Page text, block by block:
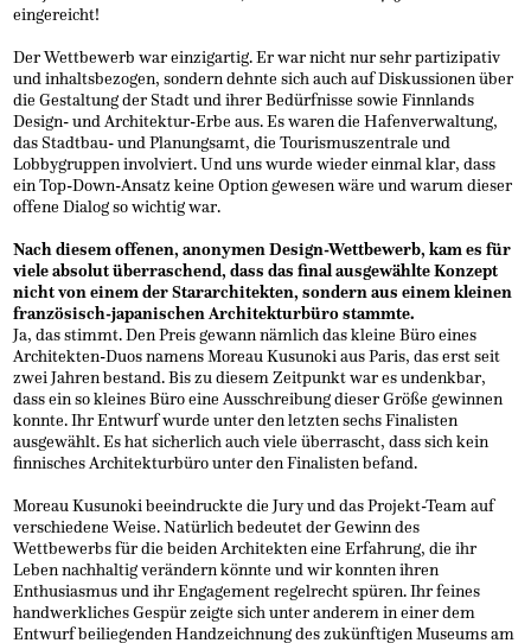
eingereicht!
Der Wettbewerb war einzigartig. Er war nicht nur sehr partizipativ
und inhaltsbezogen, sondern dehnte sich auch auf Diskussionen über
die Gestaltung der Stadt und ihrer Bedürfnisse sowie Finnlands
Design- und Architektur-Erbe aus. Es waren die Hafenverwaltung,
das Stadtbau- und Planungsamt, die Tourismuszentrale und
Lobbygruppen involviert. Und uns wurde wieder einmal klar, dass
ein Top-Down-Ansatz keine Option gewesen wäre und warum dieser
offene Dialog so wichtig war.
Nach diesem offenen, anonymen Design-Wettbewerb, kam es für
viele absolut überraschend, dass das final ausgewählte Konzept
nicht von einem der Stararchitekten, sondern aus einem kleinen
französisch-japanischen Architekturbüro stammte.
Ja, das stimmt. Den Preis gewann nämlich das kleine Büro eines
Architekten-Duos namens Moreau Kusunoki aus Paris, das erst seit
zwei Jahren bestand. Bis zu diesem Zeitpunkt war es undenkbar,
dass ein so kleines Büro eine Ausschreibung dieser Größe gewinnen
konnte. Ihr Entwurf wurde unter den letzten sechs Finalisten
ausgewählt. Es hat sicherlich auch viele überrascht, dass sich kein
finnisches Architekturbüro unter den Finalisten befand.
Moreau Kusunoki beeindruckte die Jury und das Projekt-Team auf
verschiedene Weise. Natürlich bedeutet der Gewinn des
Wettbewerbs für die beiden Architekten eine Erfahrung, die ihr
Leben nachhaltig verändern könnte und wir konnten ihren
Enthusiasmus und ihr Engagement regelrecht spüren. Ihr feines
handwerkliches Gespür zeigte sich unter anderem in einer dem
Entwurf beiliegenden Handzeichnung des zukünftigen Museums am